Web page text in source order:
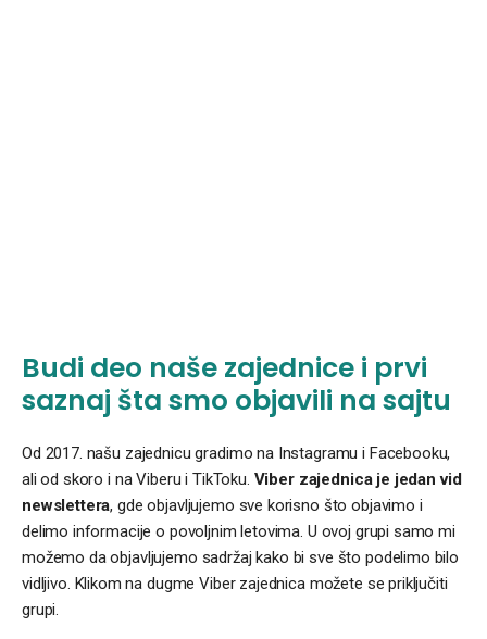
Budi deo naše zajednice i prvi
saznaj šta smo objavili na sajtu
Od 2017. našu zajednicu gradimo na Instagramu i Facebooku,
ali od skoro i na Viberu i TikToku. Viber zajednica je jedan vid
newslettera, gde objavljujemo sve korisno što objavimo i
delimo informacije o povoljnim letovima. U ovoj grupi samo mi
možemo da objavljujemo sadržaj kako bi sve što podelimo bilo
vidljivo. Klikom na dugme Viber zajednica možete se priključiti
grupi.